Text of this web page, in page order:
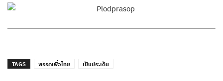
TAGS พรรคเพื่อไทย เป็นประเด็น